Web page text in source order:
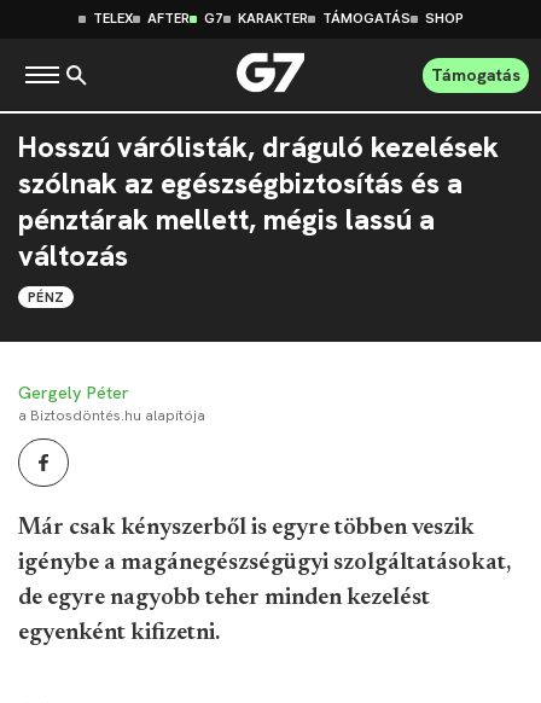
TELEX AFTER G7 KARAKTER TÁMOGATÁS SHOP
Támogatás
Hosszú várólisták, dráguló kezelések
szólnak az egészségbiztosítás és a
pénztárak mellett, mégis lassú a
változás
PÉNZ
Gergely Péter
a Biztosdöntés.hu alapítója
Már csak kényszerből is egyre többen veszik
igénybe a magánegészségügyi szolgáltatásokat,
de egyre nagyobb teher minden kezelést
egyenként kifizetni.